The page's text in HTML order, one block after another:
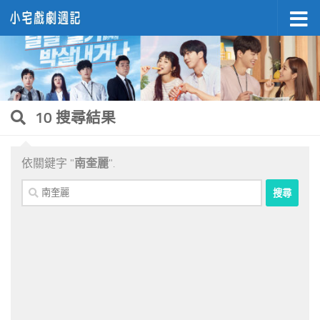
Skip to content
10 搜尋結果
依關鍵字 "南奎麗".
搜
尋